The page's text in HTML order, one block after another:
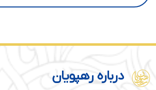
درباره رهپویان